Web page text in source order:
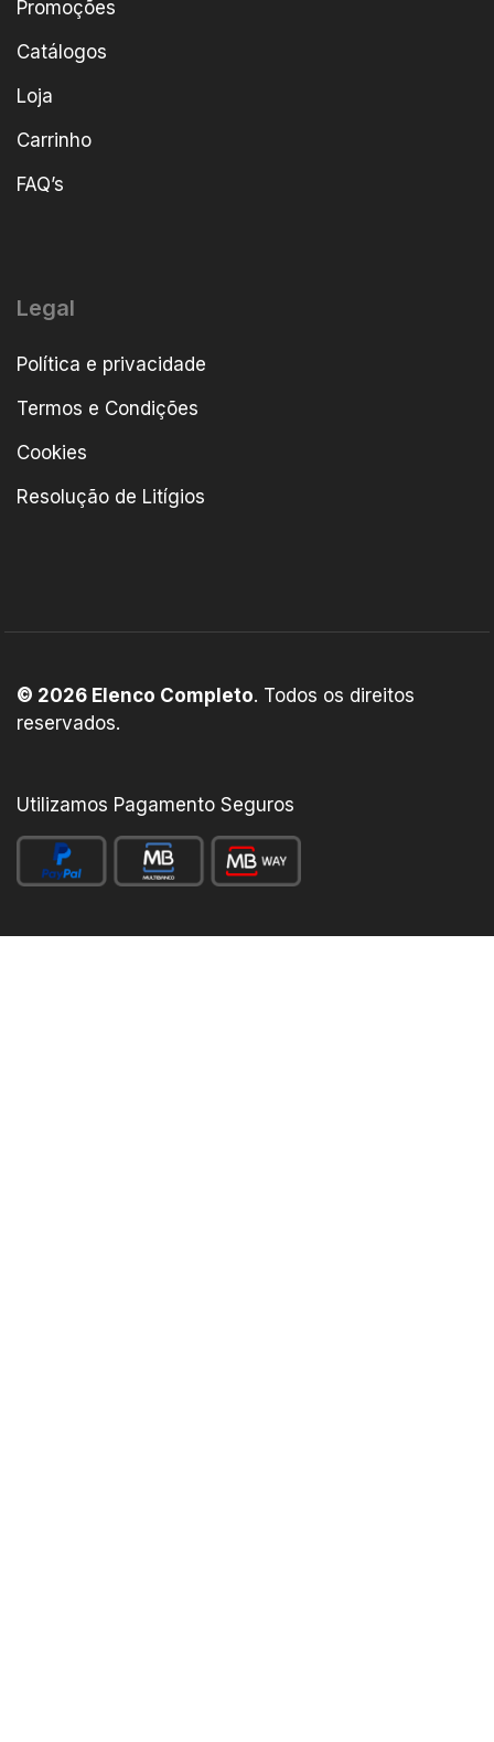
Promoções
Catálogos
Loja
Carrinho
FAQ’s
Legal
Política e privacidade
Termos e Condições
Cookies
Resolução de Litígios
© 2026 Elenco Completo. Todos os direitos
reservados.
Utilizamos Pagamento Seguros